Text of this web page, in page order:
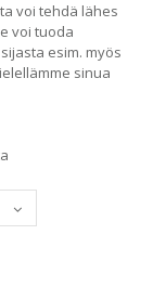
voi tehdä lähes
voi tuoda
esim. myös
sinua
Sorted
by
popularity